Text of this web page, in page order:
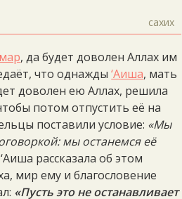
сахих
, да будет доволен Аллах им
что однажды‘Аиша, мать
доволен ею Аллах, решила
потом отпустить её на
поставили условие: «Мы
мы останемся её
рассказала об этом
мир ему и благословение
«Пусть это не останавливает